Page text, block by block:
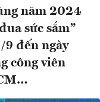
năm 2024
sức sắm”
đến ngày
công viên